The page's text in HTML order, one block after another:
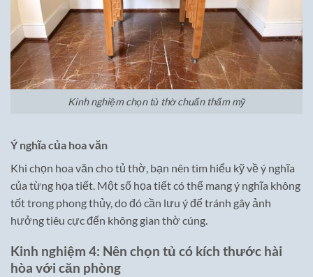
Kinh nghiệm chọn tủ thờ chuẩn thẩm mỹ
Ý nghĩa của hoa văn
Khi chọn hoa văn cho tủ thờ, bạn nên tìm hiểu kỹ về ý nghĩa
của từng họa tiết. Một số họa tiết có thể mang ý nghĩa không
tốt trong phong thủy, do đó cần lưu ý để tránh gây ảnh
hưởng tiêu cực đến không gian thờ cúng.
Kinh nghiệm 4: Nên chọn tủ có kích thước hài
hòa với căn phòng